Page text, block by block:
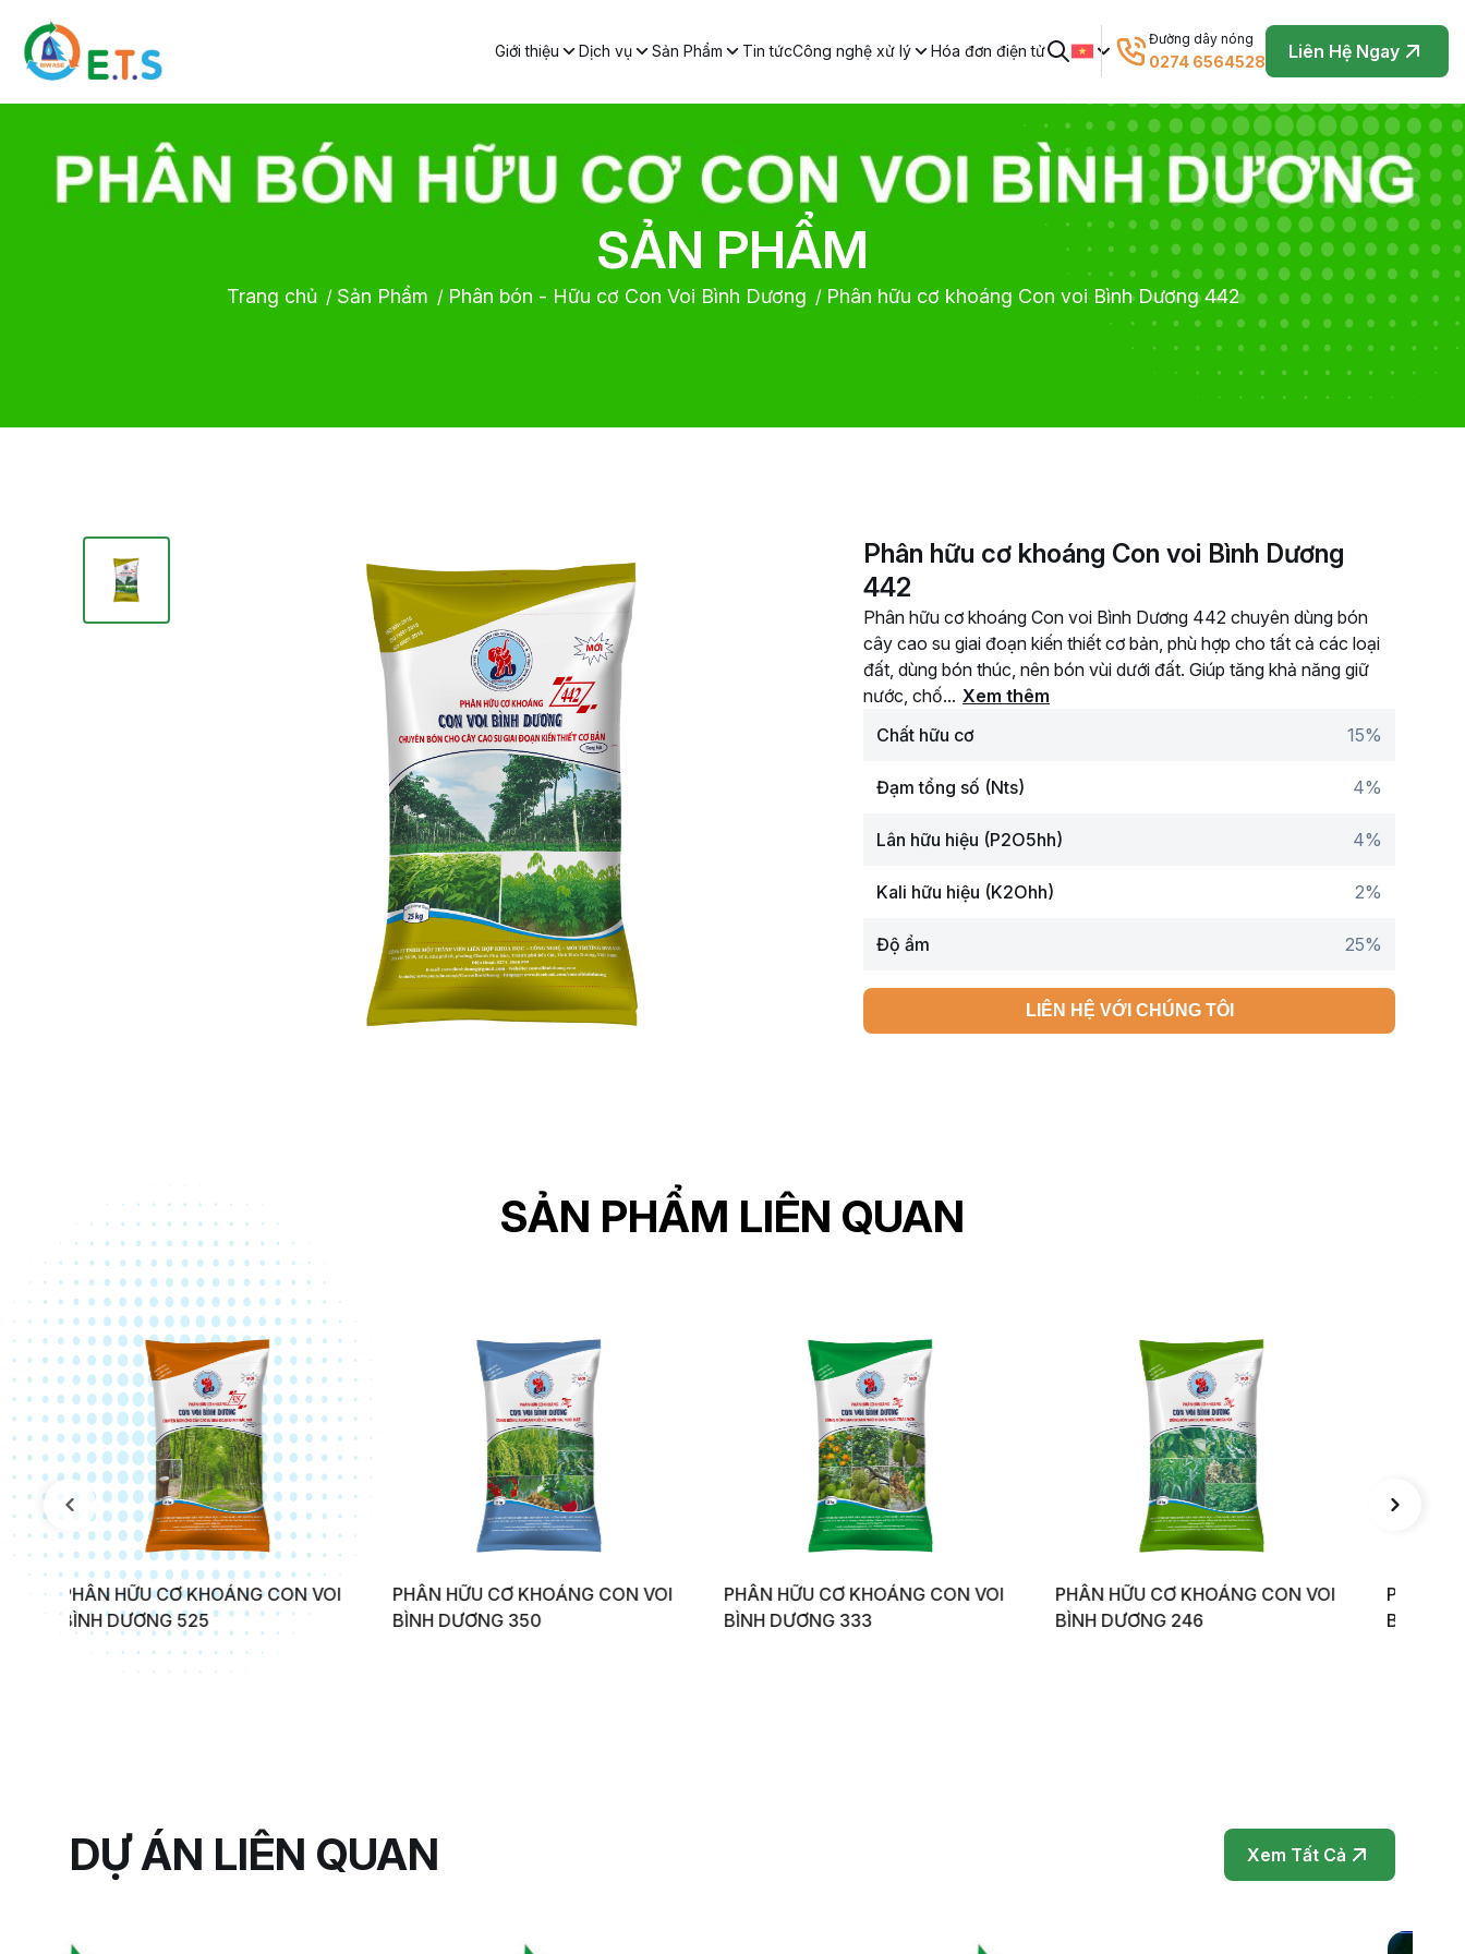
Giới thiệu Dịch vụ Sản Phẩm Tin tứcCông nghệ xử lý Hóa đơn điện tử
Đường dây nóng
0274 6564528 Liên Hệ Ngay
SẢN PHẨM
Trang chủ Sản Phẩm Phân bón - Hữu cơ Con Voi Bình Dương Phân hữu cơ khoáng Con voi Bình Dương 442
Phân hữu cơ khoáng Con voi Bình Dương
442
Phân hữu cơ khoáng Con voi Bình Dương 442 chuyên dùng bón
cây cao su giai đoạn kiến thiết cơ bản, phù hợp cho tất cả các loại
đất, dùng bón thúc, nên bón vùi dưới đất. Giúp tăng khả năng giữ
nước, chố... Xem thêm
Chất hữu cơ
15%
Đạm tổng số (Nts) 4%
Lân hữu hiệu (P2O5hh) 4%
Kali hữu hiệu (K2Ohh) 2%
Độ ẩm 25%
LIÊN HỆ VỚI CHÚNG TÔI
SẢN PHẨM LIÊN QUAN
VOI
PHÂN HỮU CƠ KHOÁNG CON VOI
BÌNH DƯƠNG 350
PHÂN HỮU CƠ KHOÁNG CON VOI
BÌNH DƯƠNG 333
PHÂN HỮU CƠ KHOÁNG CON VOI
BÌNH DƯƠNG 246
PHÂN HỮU CƠ KHOÁNG CON VOI
BÌNH DƯƠNG 424
DỰ ÁN LIÊN QUAN Xem Tất Cả